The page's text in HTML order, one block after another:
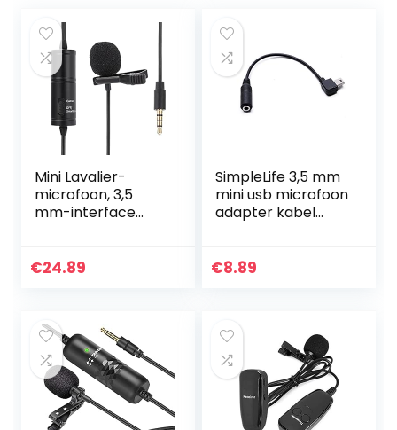
Mini Lavalier-
microfoon, 3,5
mm-interface
foon Hoge
€24.89
SimpleLife 3,5 mm
mini usb microfoon
adapter kabel
€8.89